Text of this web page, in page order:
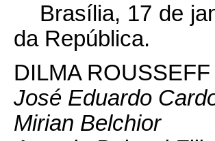
Brasília, 17 de
da República.
DILMA ROUSSEFF
José Eduardo
Mirian Belchior